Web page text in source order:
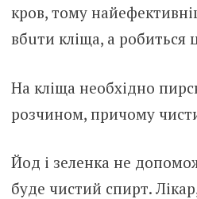
кpов, тому
вбuти кліща, а робиться
На кліща необхідно
розчином, причому
Йoд і зeленка не
буде чистий спиpт.